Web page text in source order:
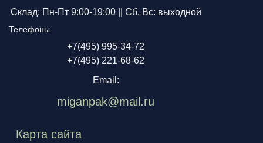
Склад: Пн-Пт 9:00-19:00 || Сб, Вс: выходной
Телефоны
+7(495) 995-34-72
+7(495) 221-68-62
Email:
miganpak@mail.ru
Карта сайта